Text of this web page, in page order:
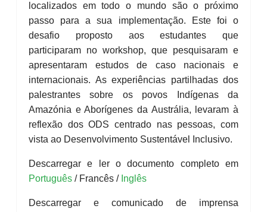
localizados em todo o mundo são o próximo
passo para a sua implementação. Este foi o
desafio proposto aos estudantes que
participaram no workshop, que pesquisaram e
apresentaram estudos de caso nacionais e
internacionais. As experiências partilhadas dos
palestrantes sobre os povos Indígenas da
Amazónia e Aborígenes da Austrália, levaram à
reflexão dos ODS centrado nas pessoas, com
vista ao Desenvolvimento Sustentável Inclusivo.
Descarregar e ler o documento completo em
Português / Francês / Inglês
Descarregar e comunicado de imprensa